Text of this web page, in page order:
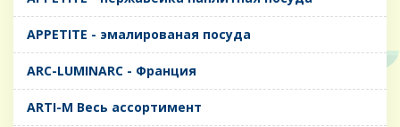
APPETITE - эмалированая посуда
ARC-LUMINARC - Франция
ARTI-M Весь ассортимент